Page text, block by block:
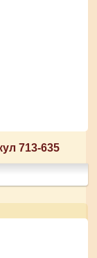
713-635